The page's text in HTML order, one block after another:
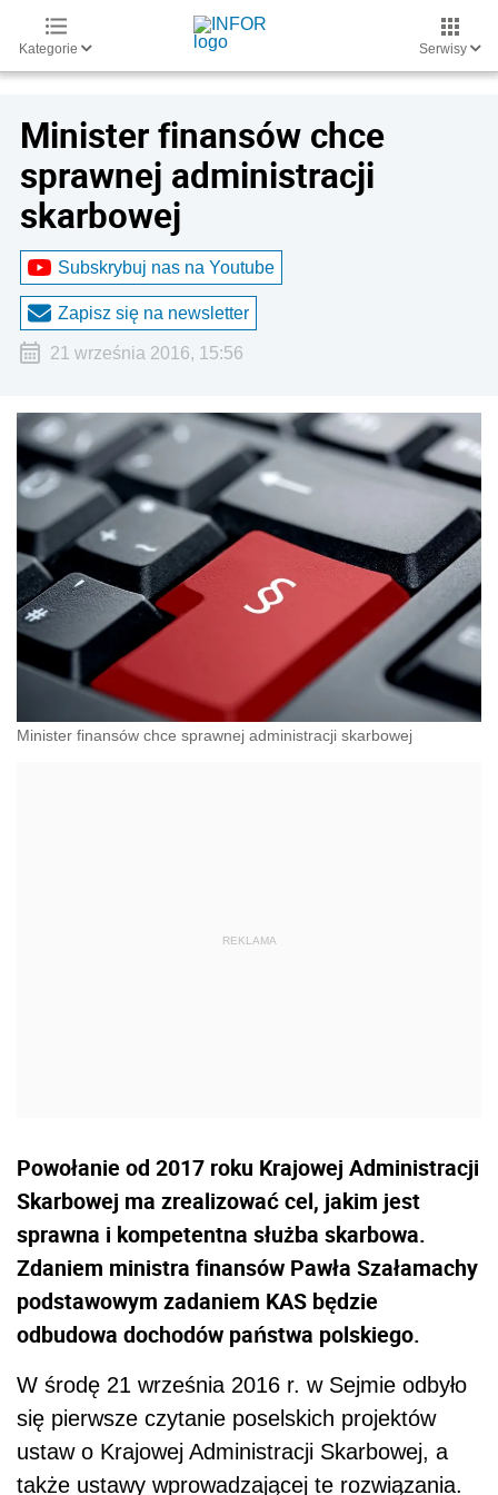
Kategorie Serwisy
Minister finansów chce
sprawnej administracji
skarbowej
Subskrybuj nas na Youtube
Zapisz się na newsletter
21 września 2016, 15:56
Minister finansów chce sprawnej administracji skarbowej
Powołanie od 2017 roku Krajowej Administracji
Skarbowej ma zrealizować cel, jakim jest
sprawna i kompetentna służba skarbowa.
Zdaniem ministra finansów Pawła Szałamachy
podstawowym zadaniem KAS będzie
odbudowa dochodów państwa polskiego.
W środę 21 września 2016 r. w Sejmie odbyło
się pierwsze czytanie poselskich projektów
ustaw o Krajowej Administracji Skarbowej, a
także ustawy wprowadzającej te rozwiązania.